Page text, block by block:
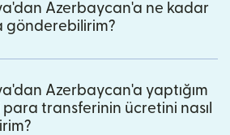
Azerbaycan'a ne kadar
gönderebilirim?
Azerbaycan'a yaptığım
transferinin ücretini nasıl